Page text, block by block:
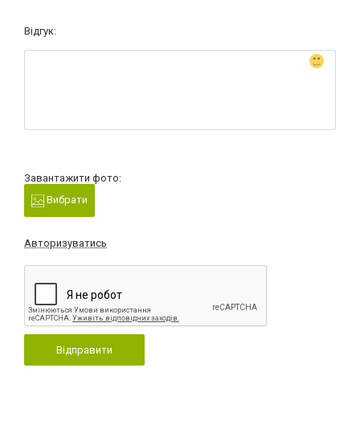
Відгук:
Завантажити фото:
Вибрати
Авторизуватись
Відправити